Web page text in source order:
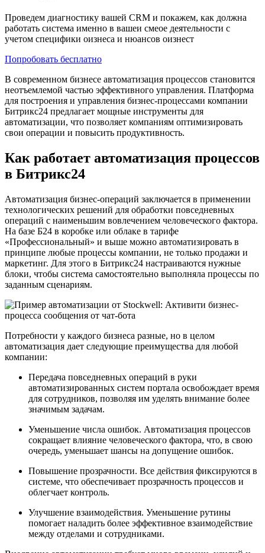
Проведем диагностику вашей CRM и покажем, как должна
работать система именно в вашеи смеое деятельности с
учетом специфики оизнеса и нюансов оизнест
Попробовать бесплатно
В современном бизнесе автоматизация процессов становится
неотъемлемой частью эффективного управления. Платформа
для построения и управления бизнес-процессами компании
Битрикс24 предлагает мощные инструменты для
автоматизации, что позволяет компаниям оптимизировать
свои операции и повысить продуктивность.
Как работает автоматизация процессов
в Битрикс24
Автоматизация бизнес-операций заключается в применении
технологических решений для обработки повседневных
операций с наименьшим вовлечением человеческого фактора.
На базе Б24 в коробке или облаке в тарифе
«Профессиональный» и выше можно автоматизировать в
принципе любые процессы компании, не только продажи и
маркетинг. Для этого в Битрикс24 настраиваются нужные
блоки, чтобы система самостоятельно выполняла процессы по
заданным сценариям.
Потребности у каждого бизнеса разные, но в целом
автоматизация дает следующие преимущества для любой
компании:
Передача повседневных операций в руки
автоматизированных систем портала освобождает время
для сотрудников, позволяя им уделять внимание более
значимым задачам.
Уменьшение числа ошибок. Автоматизация процессов
сокращает влияние человеческого фактора, что, в свою
очередь, уменьшает шансы на допущение ошибок.
Повышение прозрачности. Все действия фиксируются в
системе, что обеспечивает прозрачность процессов и
облегчает контроль.
Улучшение взаимодействия. Уменьшение рутины
помогает наладить более эффективное взаимодействие
между отделами и сотрудниками.